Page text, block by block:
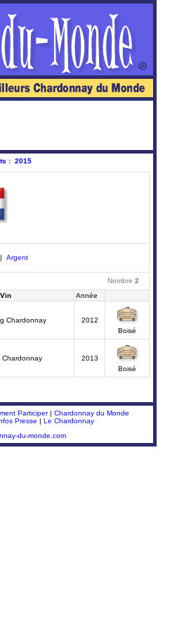
: 2015
| Argent
Nombre 2
Vin Année
Chardonnay
2012
Boisé
Chardonnay
2013
Boisé
Participer| Chardonnay du Monde
Presse | Le Chardonnay
du-monde.com